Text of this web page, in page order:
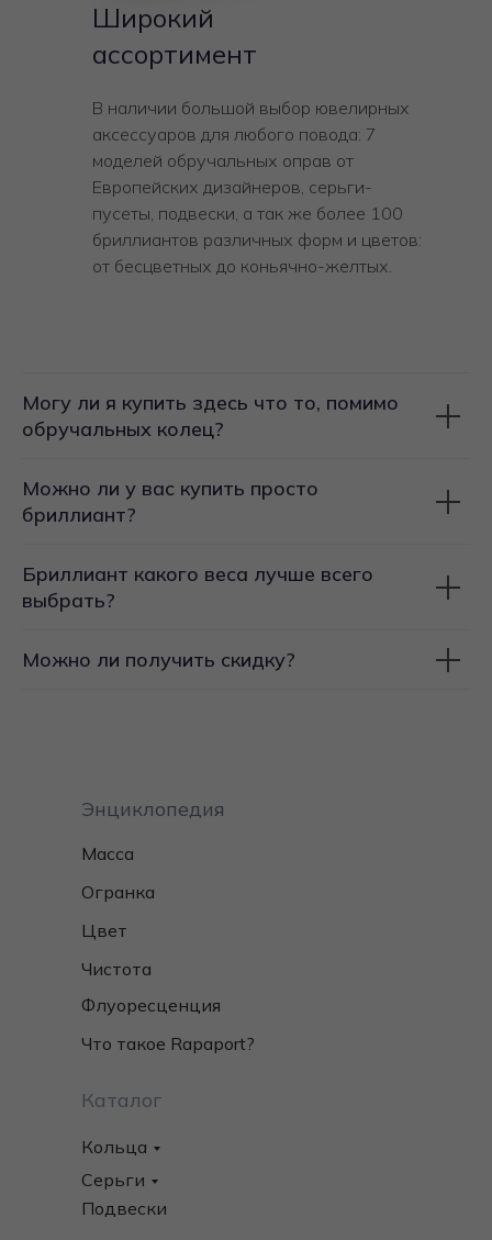
Широкий
ассортимент
В наличии большой выбор ювелирных
аксессуаров для любого повода: 7
моделей обручальных оправ от
Европейских дизайнеров, серьги-
пусеты, подвески, а так же более 100
бриллиантов различных форм и цветов:
от бесцветных до коньячно-желтых.
Могу ли я купить здесь что то, помимо
обручальных колец?
Можно ли у вас купить просто
бриллиант?
Бриллиант какого веса лучше всего
выбрать?
Можно ли получить скидку?
Энциклопедия
Каталог
Кольца
Серьги
Подвески
Чистота
Масса
Огранка
Цвет
Что такое Rapaport?
Флуоресценция